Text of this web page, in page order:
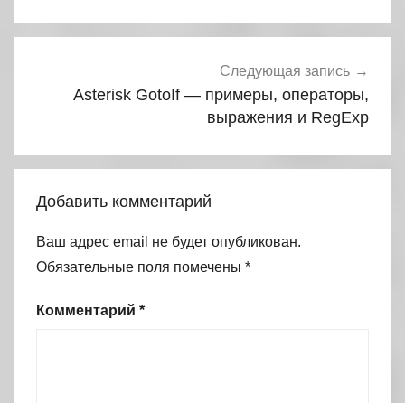
Следующая запись
Asterisk GotoIf — примеры, операторы,
выражения и RegExp
Добавить комментарий
Ваш адрес email не будет опубликован.
Обязательные поля помечены *
Комментарий *